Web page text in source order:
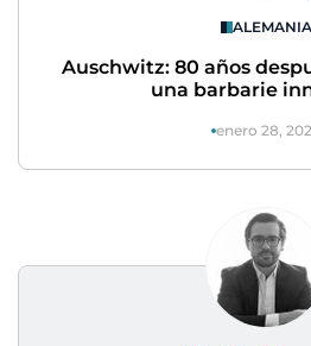
ALEMANIA
Auschwitz: 80 años
una barbarie
enero 28,